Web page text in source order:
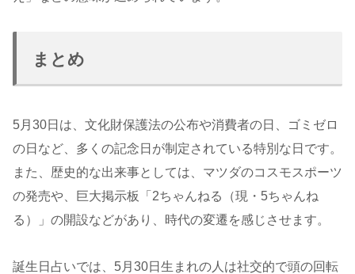
まとめ
5月30日は、文化財保護法の公布や消費者の日、ゴミゼロ
の日など、多くの記念日が制定されている特別な日です。
また、歴史的な出来事としては、マツダのコスモスポーツ
の発売や、巨大掲示板「2ちゃんねる（現・5ちゃんね
る）」の開設などがあり、時代の変遷を感じさせます。
誕生日占いでは、5月30日生まれの人は社交的で頭の回転